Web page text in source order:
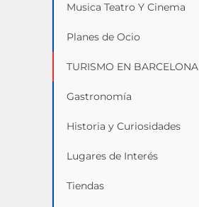
Musica Teatro Y Cinema
Planes de Ocio
TURISMO EN BARCELONA
Gastronomía
Historia y Curiosidades
Lugares de Interés
Tiendas